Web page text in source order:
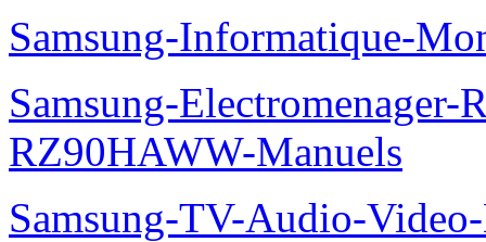
Samsung-Informatique-
Samsung-Electromenager-
RZ90HAWW-Manuels
Samsung-TV-Audio-